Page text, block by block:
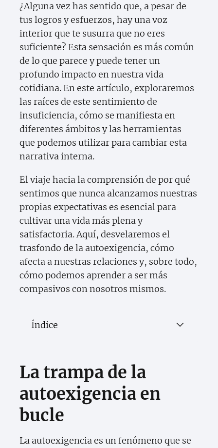
¿Alguna vez has sentido que, a pesar de
tus logros y esfuerzos, hay una voz
interior que te susurra que no eres
suficiente? Esta sensación es más común
de lo que parece y puede tener un
profundo impacto en nuestra vida
cotidiana. En este artículo, exploraremos
las raíces de este sentimiento de
insuficiencia, cómo se manifiesta en
diferentes ámbitos y las herramientas
que podemos utilizar para cambiar esta
narrativa interna.
El viaje hacia la comprensión de por qué
sentimos que nunca alcanzamos nuestras
propias expectativas es esencial para
cultivar una vida más plena y
satisfactoria. Aquí, desvelaremos el
trasfondo de la autoexigencia, cómo
afecta a nuestras relaciones y, sobre todo,
cómo podemos aprender a ser más
compasivos con nosotros mismos.
Índice
La trampa de la
autoexigencia en
bucle
La autoexigencia es un fenómeno que se